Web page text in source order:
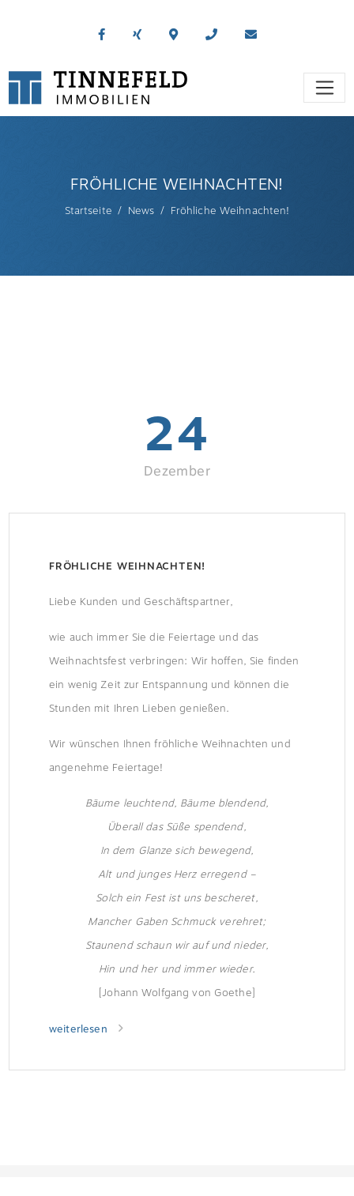
FRÖHLICHE WEIHNACHTEN!
Startseite News Fröhliche Weihnachten!
24
Dezember
FRÖHLICHE WEIHNACHTEN!
Liebe Kunden und Geschäftspartner,
wie auch immer Sie die Feiertage und das
Weihnachtsfest verbringen: Wir hoffen, Sie finden
ein wenig Zeit zur Entspannung und können die
Stunden mit Ihren Lieben genießen.
Wir wünschen Ihnen fröhliche Weihnachten und
angenehme Feiertage!
Bäume leuchtend, Bäume blendend,
Überall das Süße spendend,
In dem Glanze sich bewegend,
Alt und junges Herz erregend –
Solch ein Fest ist uns bescheret,
Mancher Gaben Schmuck verehret;
Staunend schaun wir auf und nieder,
Hin und her und immer wieder.
[Johann Wolfgang von Goethe]
weiterlesen